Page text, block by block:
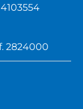
4103554
2824000